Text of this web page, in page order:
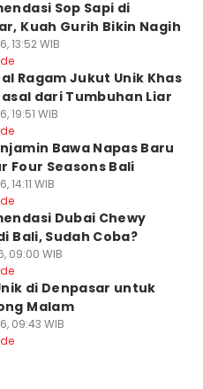
Sop Sapi di
Kuah Gurih Bikin Nagih
13:52 WIB
Ragam Jukut Unik Khas
dari Tumbuhan Liar
19:51 WIB
Bawa Napas Baru
Four Seasons Bali
14:11 WIB
Dubai Chewy
Bali, Sudah Coba?
09:00 WIB
di Denpasar untuk
Malam
09:43 WIB